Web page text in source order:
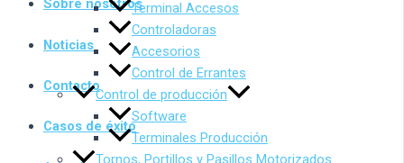
Terminal Accesos
Controladoras
Accesorios
Control de Errantes
Control de producción
Software
Terminales Producción
Tornos, Portillos y Pasillos Motorizados
Sobre nosotros
Noticias
Contacto
Casos de éxito